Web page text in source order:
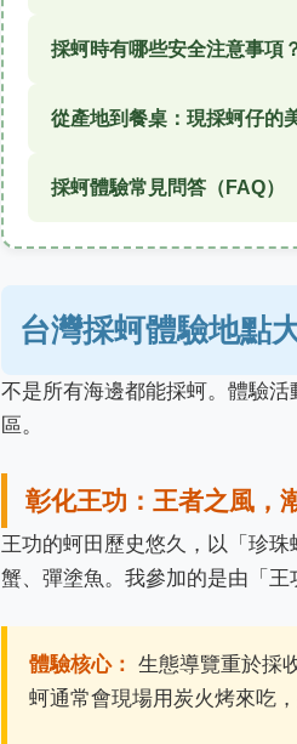
採蚵時有哪些安全注意事項
從產地到餐桌：現採蚵仔的
採蚵體驗常見問答（FAQ）
台灣採蚵體驗地點
不是所有海邊都能採蚵。體驗
區。
彰化王功：王者之風，
王功的蚵田歷史悠久，以「珍
蟹、彈塗魚。我參加的是由「王
體驗核心： 生態導覽重於採
蚵通常會現場用炭火烤來吃